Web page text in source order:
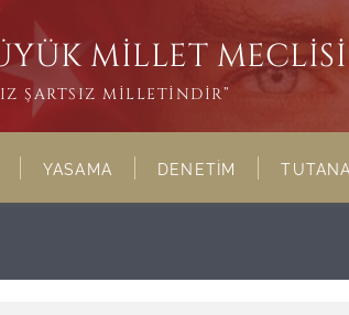
MİLLET MECLİSİ
ŞARTSIZ MİLLETİNDİR”
YASAMA DENETİM